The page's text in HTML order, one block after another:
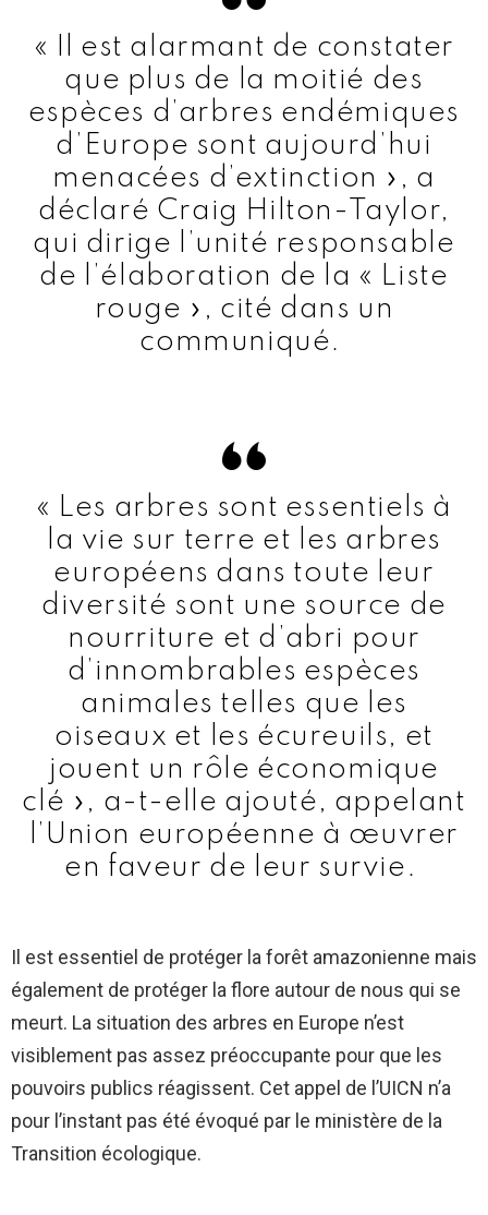
« Il est alarmant de constater
que plus de la moitié des
espèces d’arbres endémiques
d’Europe sont aujourd’hui
menacées d’extinction », a
déclaré Craig Hilton-Taylor,
qui dirige l’unité responsable
de l’élaboration de la « Liste
rouge », cité dans un
communiqué.
« Les arbres sont essentiels à
la vie sur terre et les arbres
européens dans toute leur
diversité sont une source de
nourriture et d’abri pour
d’innombrables espèces
animales telles que les
oiseaux et les écureuils, et
jouent un rôle économique
clé », a-t-elle ajouté, appelant
l’Union européenne à œuvrer
en faveur de leur survie.
Il est essentiel de protéger la forêt amazonienne mais
également de protéger la flore autour de nous qui se
meurt. La situation des arbres en Europe n’est
visiblement pas assez préoccupante pour que les
pouvoirs publics réagissent. Cet appel de l’UICN n’a
pour l’instant pas été évoqué par le ministère de la
Transition écologique.